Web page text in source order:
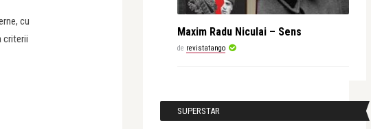
cu
criterii
Maxim Radu Niculai – Sens
de revistatango
SUPERSTAR